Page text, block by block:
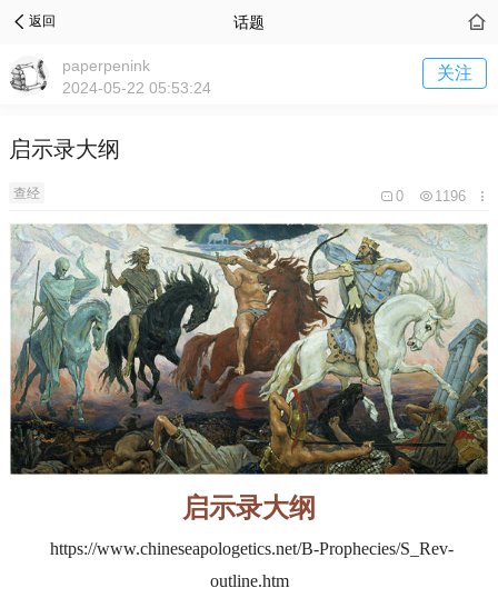
返回 话题
paperpenink
2024-05-22 05:53:24
关注
启示录大纲
查经 0 1196
启示录大纲
https://www.chineseapologetics.net/B-Prophecies/S_Rev-
outline.htm